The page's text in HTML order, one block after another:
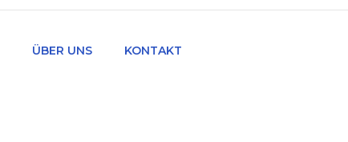
ÜBER UNS KONTAKT